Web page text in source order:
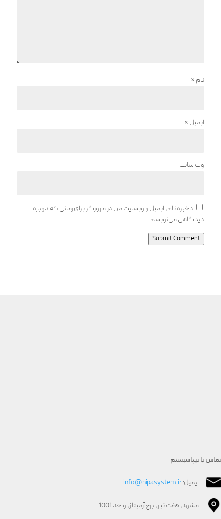
نام *
ایمیل *
وب‌ سایت
ذخیره نام، ایمیل و وبسایت من در مرورگر برای زمانی که دوباره
دیدگاهی می‌نویسم.
Submit Comment
تماس با نیپاسیستم
ایمیل:info@nipasystem.ir
مشهد، هفت تیر، برج آرمیتاژ، واحد 1001